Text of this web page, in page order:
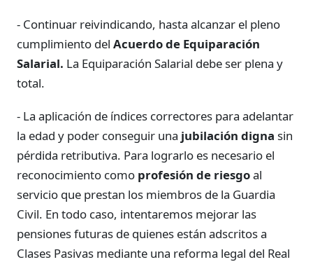
- Continuar reivindicando, hasta alcanzar el pleno
cumplimiento del Acuerdo de Equiparación
Salarial. La Equiparación Salarial debe ser plena y
total.
- La aplicación de índices correctores para adelantar
la edad y poder conseguir una jubilación digna sin
pérdida retributiva. Para lograrlo es necesario el
reconocimiento como profesión de riesgoal
servicio que prestan los miembros de la Guardia
Civil. En todo caso, intentaremos mejorar las
pensiones futuras de quienes están adscritos a
Clases Pasivas mediante una reforma legal del Real